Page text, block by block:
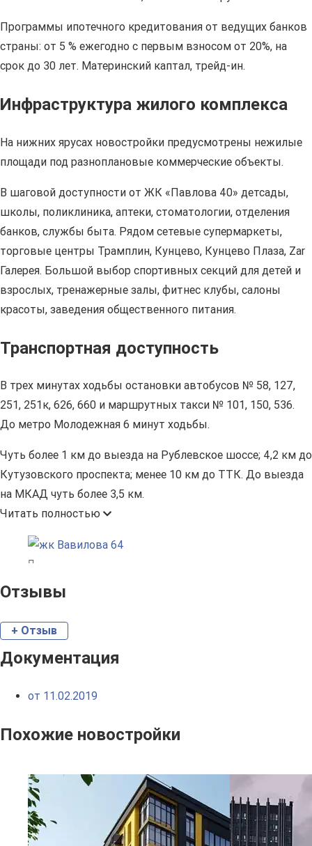
Программы ипотечного кредитования от ведущих банков
страны: от 5 % ежегодно с первым взносом от 20%, на
срок до 30 лет. Материнский каптал, трейд-ин.
Инфраструктура жилого комплекса
На нижних ярусах новостройки предусмотрены нежилые
площади под разноплановые коммерческие объекты.
В шаговой доступности от ЖК «Павлова 40» детсады,
школы, поликлиника, аптеки, стоматологии, отделения
банков, службы быта. Рядом сетевые супермаркеты,
торговые центры Трамплин, Кунцево, Кунцево Плаза, Zar
Галерея. Большой выбор спортивных секций для детей и
взрослых, тренажерные залы, фитнес клубы, салоны
красоты, заведения общественного питания.
Транспортная доступность
В трех минутах ходьбы остановки автобусов № 58, 127,
251, 251к, 626, 660 и маршрутных такси № 101, 150, 536.
До метро Молодежная 6 минут ходьбы.
Чуть более 1 км до выезда на Рублевское шоссе; 4,2 км до
Кутузовского проспекта; менее 10 км до ТТК. До выезда
на МКАД чуть более 3,5 км.
Читать полностью
Отзывы
+ Отзыв
Документация
от 11.02.2019
Похожие новостройки